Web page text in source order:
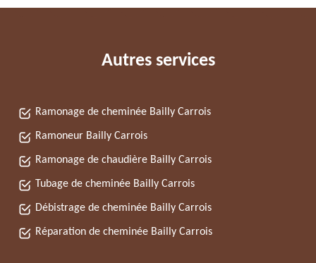
Autres services
Ramonage de cheminée Bailly Carrois
Ramoneur Bailly Carrois
Ramonage de chaudière Bailly Carrois
Tubage de cheminée Bailly Carrois
Débistrage de cheminée Bailly Carrois
Réparation de cheminée Bailly Carrois